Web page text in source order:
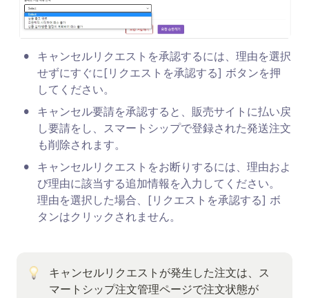
•
キャンセルリクエストを承認するには、理由を選択
せずにすぐに[リクエストを承認する] ボタンを押
してください。
•
キャンセル要請を承認すると、販売サイトに払い戻
し要請をし、スマートシップで登録された発送注文
も削除されます。
•
キャンセルリクエストをお断りするには、理由およ
び理由に該当する追加情報を入力してください。
理由を選択した場合、[リクエストを承認する] ボ
タンはクリックされません。
キャンセルリクエストが発生した注文は、ス
マートシップ注文管理ページで注文状態が